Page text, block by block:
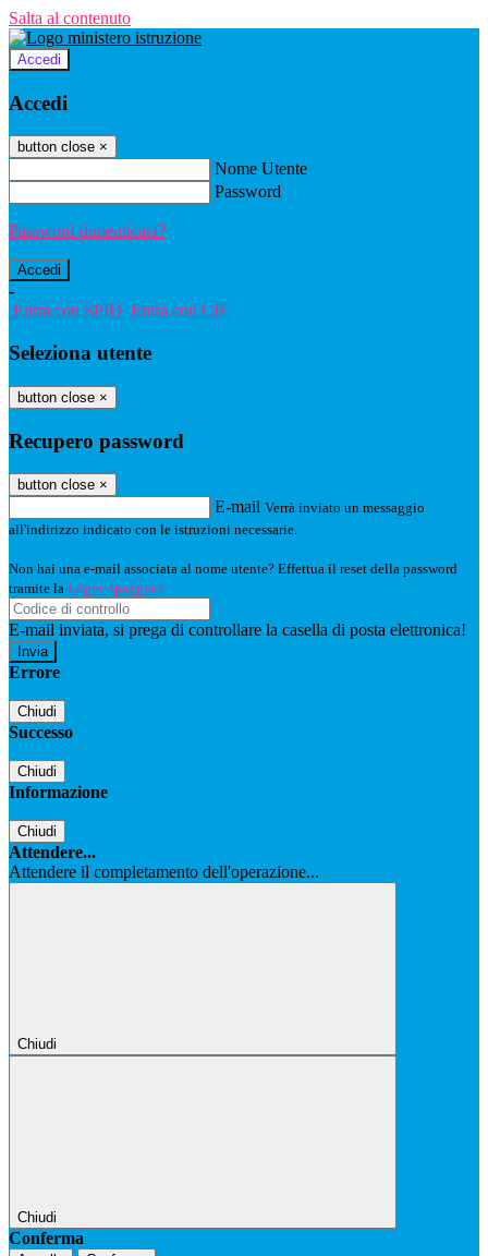
Salta al contenuto
Accedi
Accedi
button close ×
Nome Utente
Password
Password dimenticata?
-
Entra con SPID Entra con CIE
Seleziona utente
button close ×
Recupero password
button close ×
E-mail Verrà inviato un messaggio
all'indirizzo indicato con le istruzioni necessarie.
Non hai una e-mail associata al nome utente? Effettua il reset della password
tramite la Login Spaggiari
E-mail inviata, si prega di controllare la casella di posta elettronica!
Errore
Chiudi
Successo
Chiudi
Informazione
Chiudi
Attendere...
Attendere il completamento dell'operazione...
Chiudi
Chiudi
Conferma